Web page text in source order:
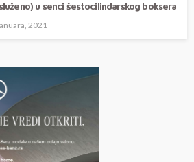
u senci šestocilindarskog boksera
2021